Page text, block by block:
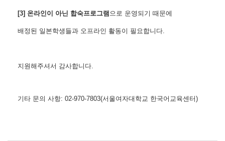
[3] 온라인이 아닌 합숙프로그램 으로 운영되기 때문에
배정된 일본학생들과 오프라인 활동이 필요합니다.
지원해주셔서 감사합니다.
기타 문의 사항: 02-970-7803(서울여자대학교 한국어교육센터)